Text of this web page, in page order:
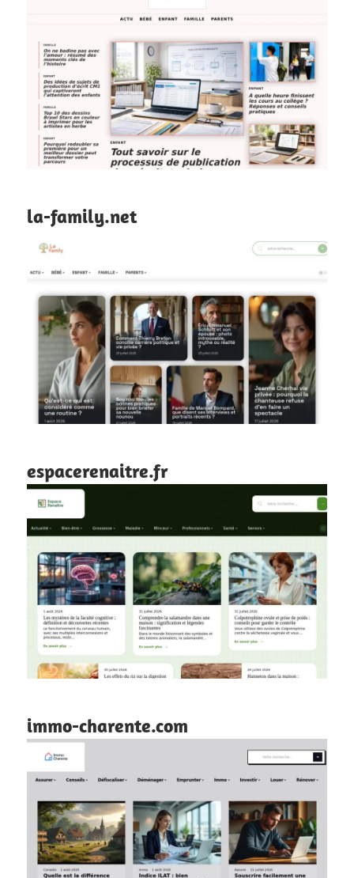
la-family.net
espacerenaitre.fr
immo-charente.com